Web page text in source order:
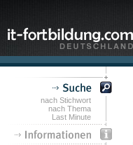
nach Stichwort
nach Thema
Last Minute